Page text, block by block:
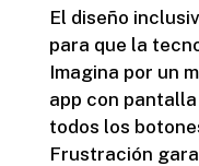
El diseño
para que la
Imagina por un
app con
todos los
Frustración